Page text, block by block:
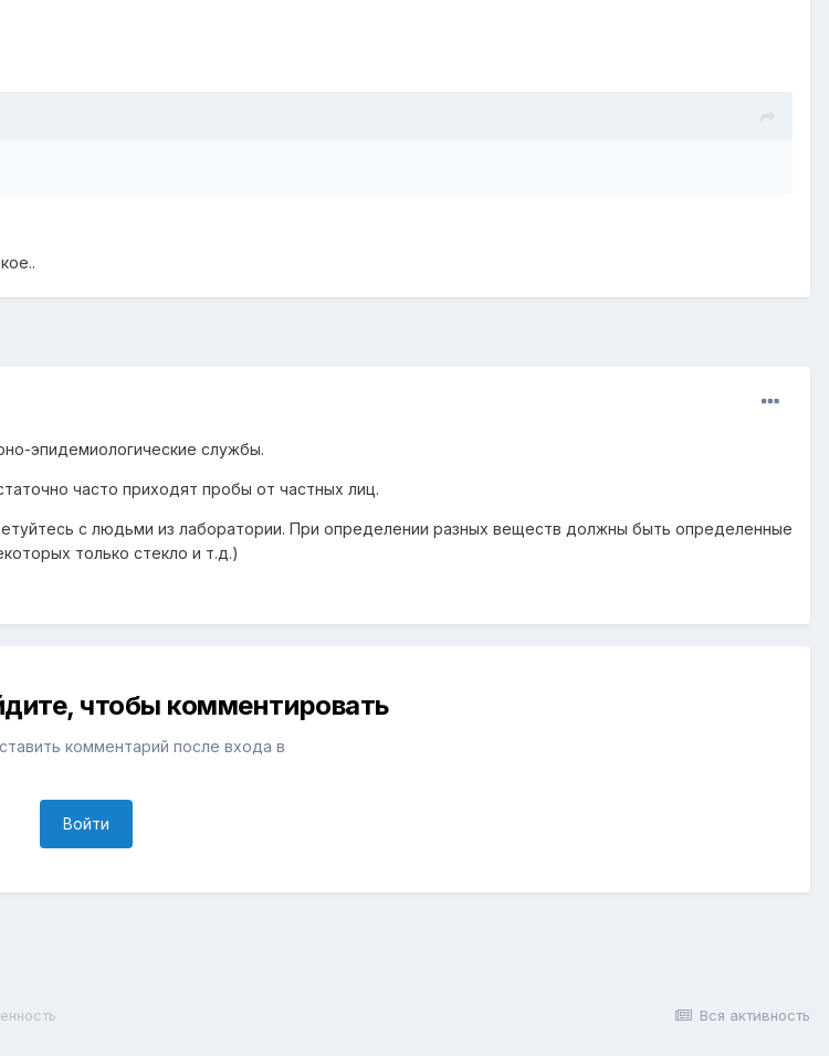
эпидемиологические службы.
часто приходят пробы от частных лиц.
с людьми из лаборатории. При определении разных веществ должны быть определенные
только стекло и т.д.)
чтобы комментировать
комментарий после входа в
Войти
Вся активность